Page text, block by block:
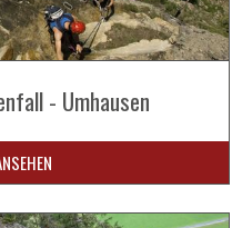
- Umhausen